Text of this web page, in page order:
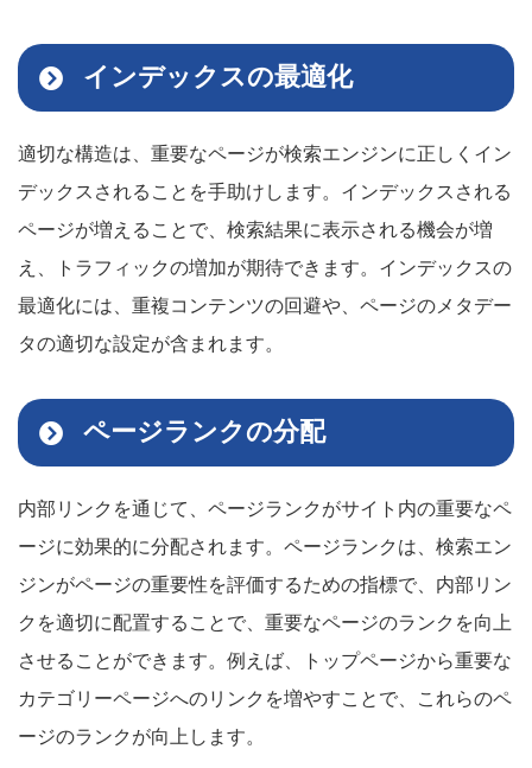
インデックスの最適化
適切な構造は、重要なページが検索エンジンに正しくイン
デックスされることを手助けします。インデックスされる
ページが増えることで、検索結果に表示される機会が増
え、トラフィックの増加が期待できます。インデックスの
最適化には、重複コンテンツの回避や、ページのメタデー
タの適切な設定が含まれます。
ページランクの分配
内部リンクを通じて、ページランクがサイト内の重要なペ
ージに効果的に分配されます。ページランクは、検索エン
ジンがページの重要性を評価するための指標で、内部リン
クを適切に配置することで、重要なページのランクを向上
させることができます。例えば、トップページから重要な
カテゴリーページへのリンクを増やすことで、これらのペ
ージのランクが向上します。